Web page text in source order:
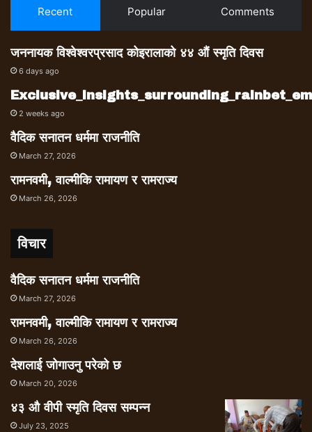
Recent Popular Comments
जननायक विश्वेश्वरप्रसाद कोइरालाको ४४ औं स्मृति दिवस
6 days ago
2 weeks ago
वैदिक सनातन धर्ममा राजनीति
March 27, 2026
रामनवमी, वाल्मीकि रामायण र रामराज्य
March 26, 2026
विचार
वैदिक सनातन धर्ममा राजनीति
March 27, 2026
रामनवमी, वाल्मीकि रामायण र रामराज्य
March 26, 2026
देशलाई जोगाउनु परेको छ
March 20, 2026
४३ औ वीपी स्मृति दिवस सम्पन्न
July 23, 2025